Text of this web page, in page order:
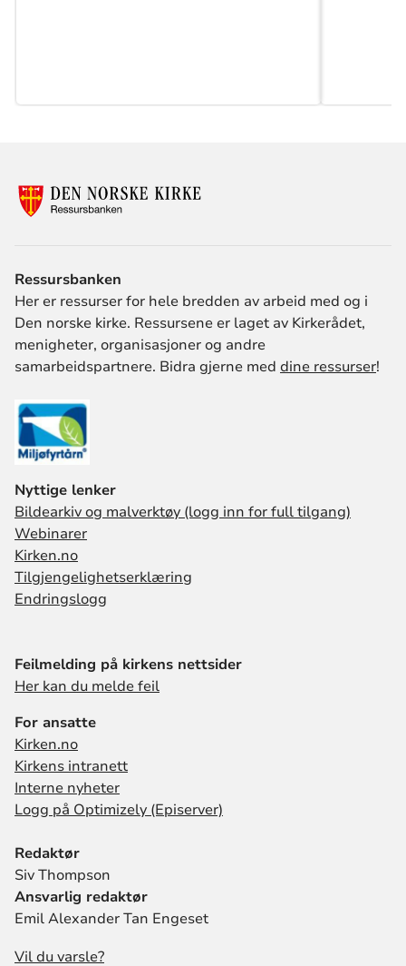
Ressursbanken
Her er ressurser for hele bredden av arbeid med og i
Den norske kirke. Ressursene er laget av Kirkerådet,
menigheter, organisasjoner og andre
samarbeidspartnere. Bidra gjerne med dine ressurser!
Nyttige lenker
Bildearkiv og malverktøy (logg inn for full tilgang)
Webinarer
Kirken.no
Tilgjengelighetserklæring
Endringslogg
Feilmelding på kirkens nettsider
Her kan du melde feil
For ansatte
Kirken.no
Kirkens intranett
Interne nyheter
Logg på Optimizely (Episerver)
Redaktør
Siv Thompson
Ansvarlig redaktør
Emil Alexander Tan Engeset
Vil du varsle?